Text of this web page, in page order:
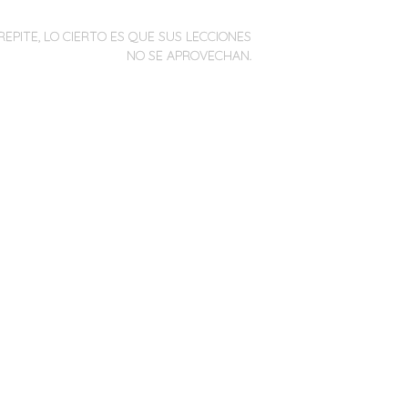
LO CIERTO ES QUE SUS LECCIONES
NO SE APROVECHAN.